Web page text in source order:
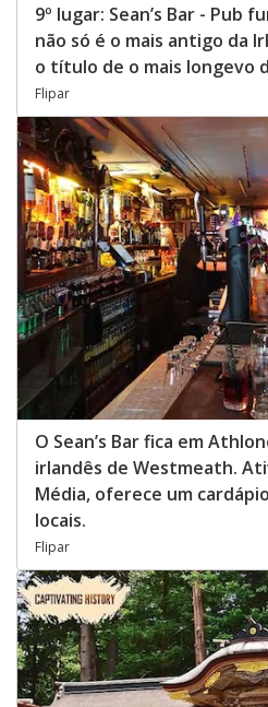
9º lugar: Sean’s Bar - Pub
não só é o mais antigo da
o título de o mais longevo
Flipar
O Sean’s Bar fica em
irlandês de Westmeath.
Média, oferece um
locais.
Flipar